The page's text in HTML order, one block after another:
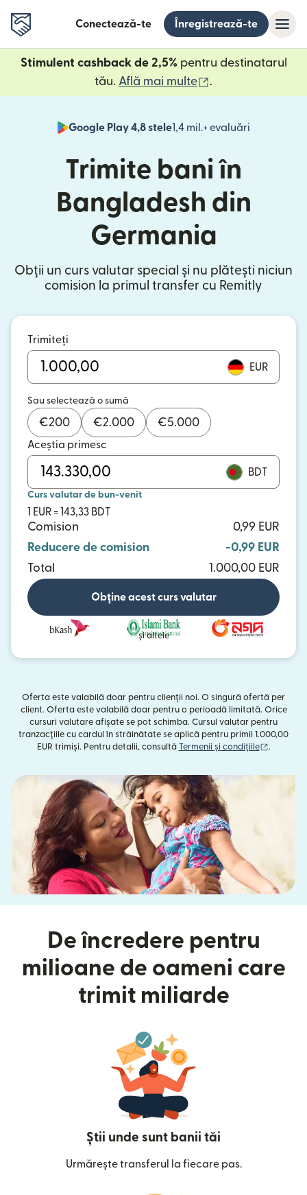
Conectează-te Înregistrează-te
Stimulent cashback de 2,5%pentru destinatarul
tău. Află mai multe .
Google Play 4,8 stele1,4 mil.+ evaluări
(se
Trimite bani în
Bangladesh din
Germania
Obții un curs valutar special și nu plătești niciun
comision la primul transfer cu Remitly
Trimiteți
EUR
Sau selectează o sumă
€200 €2.000 €5.000
Aceștia primesc
BDT
Curs valutar de bun-venit
1 EUR = 143,33 BDT
Comision
0,99 EUR
Reducere de comision
-0,99 EUR
Total
1.000,00 EUR
Obține acest curs valutar
și altele
Oferta este valabilă doar pentru clienții noi. O singură ofertă per
client. Oferta este valabilă doar pentru o perioadă limitată. Orice
cursuri valutare afișate se pot schimba. Cursul valutar pentru
tranzacțiile cu cardul în străinătate se aplică pentru primii 1.000,00
EUR trimiși. Pentru detalii, consultă Termenii și condițiile (se
.
De încredere pentru
milioane de oameni care
trimit miliarde
Știi unde sunt banii tăi
Urmărește transferul la fiecare pas.